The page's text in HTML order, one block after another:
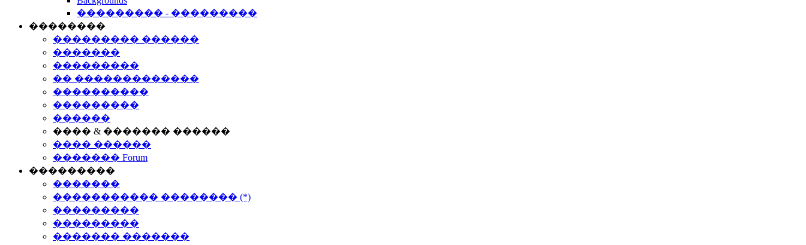
��������� - ���������
��������
��������� ������
�������
���������
�� �������������
����������
���������
������
���� & ������� ������
���� ������
������� Forum
���������
�������
����������� �������� (*)
���������
���������
������� �������